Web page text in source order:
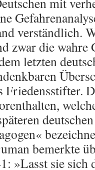
verständlich.
zwar die wahre
letzten
Friedensstifter.
bemerkte
»Lasst sie sich